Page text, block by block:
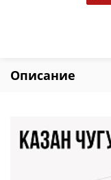
Описание